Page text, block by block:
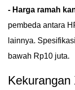
- Harga ramah
pembeda antara
lainnya.
bawah Rp10 juta.